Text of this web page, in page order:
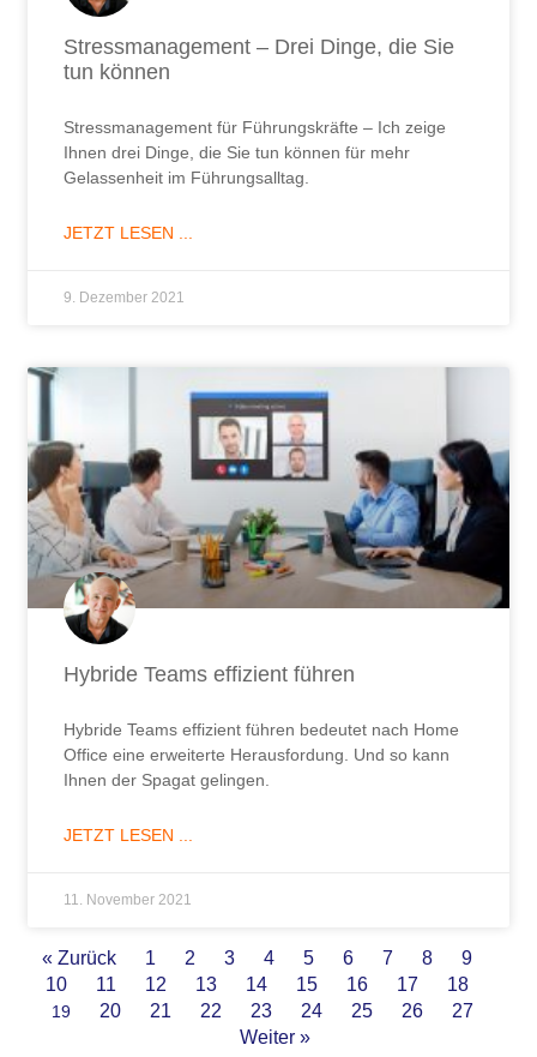
Stressmanagement – Drei Dinge, die Sie
tun können
Stressmanagement für Führungskräfte – Ich zeige
Ihnen drei Dinge, die Sie tun können für mehr
Gelassenheit im Führungsalltag.
JETZT LESEN ...
9. Dezember 2021
Hybride Teams effizient führen
Hybride Teams effizient führen bedeutet nach Home
Office eine erweiterte Herausfordung. Und so kann
Ihnen der Spagat gelingen.
JETZT LESEN ...
11. November 2021
« Zurück 1 2 3 4 5 6 7 8
9
10
11 12 13 14 15 16 17 18
19 20 21 22 23 24 25 26
27
Weiter »